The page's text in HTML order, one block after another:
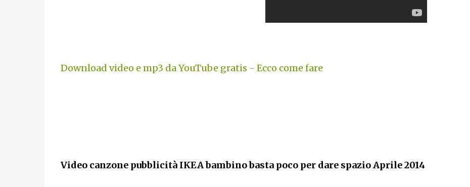
Download video e mp3 da YouTube gratis - Ecco come fare
Video canzone pubblicità IKEA bambino basta poco per dare spazio Aprile 2014